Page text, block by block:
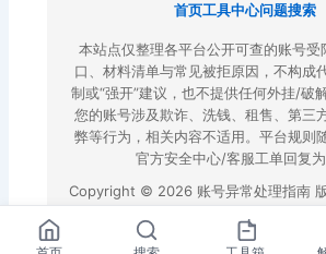
首页工具中心问题搜索
本站点仅整理各平台公开可查的账号受
口、材料清单与常见被拒原因，不构成
制或“强开”建议，也不提供任何外挂/破
您的账号涉及欺诈、洗钱、租售、第三
弊等行为，相关内容不适用。平台规则
官方安全中心/客服工单回复为
Copyright © 2026 账号异常处理指南